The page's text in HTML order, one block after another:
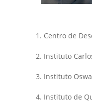
1. Centro de
2. Instituto
3. Instituto
4. Instituto de